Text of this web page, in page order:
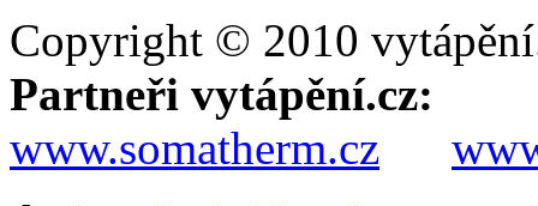
Copyright © 2010
Partneři vytápění.cz:
www.somatherm.cz